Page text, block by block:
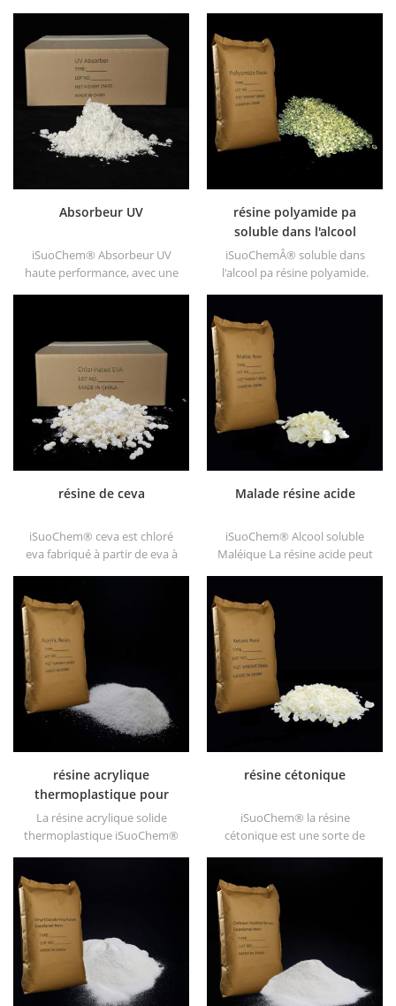
bon type de liant chloré et
développé pour l'encre
d'imprimerie et les peintures
anticorrosives épaisses.
dt501, dt501h, dt508, dt588 et
Absorbeur UV
iSuoChem® Absorbeur UV
haute performance, avec une
ordinateurs, animaux de
compagnie, pom, polyamides,
ppe, fibres thermoplastiques
pu et pu, etc.
résine polyamide pa
soluble dans l'alcool
iSuoChemÂ® soluble dans
l'alcool pa résine polyamide.
l'alcool de différents types,
tels que DT610, DT610A,
DT610H et dt6245
résine de ceva
iSuoChem® ceva est chloré
eva fabriqué à partir de eva à
organique comme le toluène,
l'ester, etc.
Malade résine acide
iSuoChem® Alcool soluble
Maléique La résine acide peut
d'alcool ou alcoolique solvant.
Il offre une brillance longue et
rapide Séchage.
résine acrylique
thermoplastique pour
encre
La résine acrylique solide
thermoplastique iSuoChem®
à solvant, les vernis, les
peintures plastiques, les
peintures pour conteneurs,
etc
résine cétonique
iSuoChem® la résine
cétonique est une sorte de
couleur claire. et il est soluble
dans tous les solvants utilisés
dans l'industrie du
revêtement, à l'exception de
l'alcane gras et de l'eau.